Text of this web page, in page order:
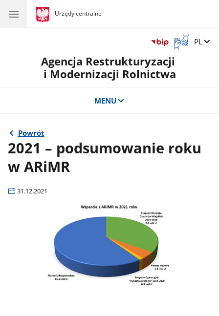
gov.pl
Urzędy centralne
gov.pl
Urzędy
Otwórz
okno
z
tłumaczem
Zmień
PL
Agencja Restrukturyzacji
i Modernizacji Rolnictwa
MENU
Powrót
2021 – podsumowanie roku
w ARiMR
31.12.2021